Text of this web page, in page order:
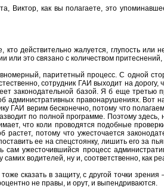
Виктор, как вы полагаете, это
кто действительно жалуется, глупость или
или это связано с количеством
паритетный процесс. С одной
сотрудник ГАИ выходит на
законодательной базой. Я б еще третью
административных правонарушениях. Вот
ГАИ верим бесконечно, потому что
по полной программе. Поэтому здесь,
что коли проводятся подобные
растет, потому что ужесточается
ее на спецстоянку, лишить его за
ужесточившийся процесс
самих водителей, ну и, соответственно, как
сказать в защиту, с другой точки
не правы, и орут, и выпендриваются.